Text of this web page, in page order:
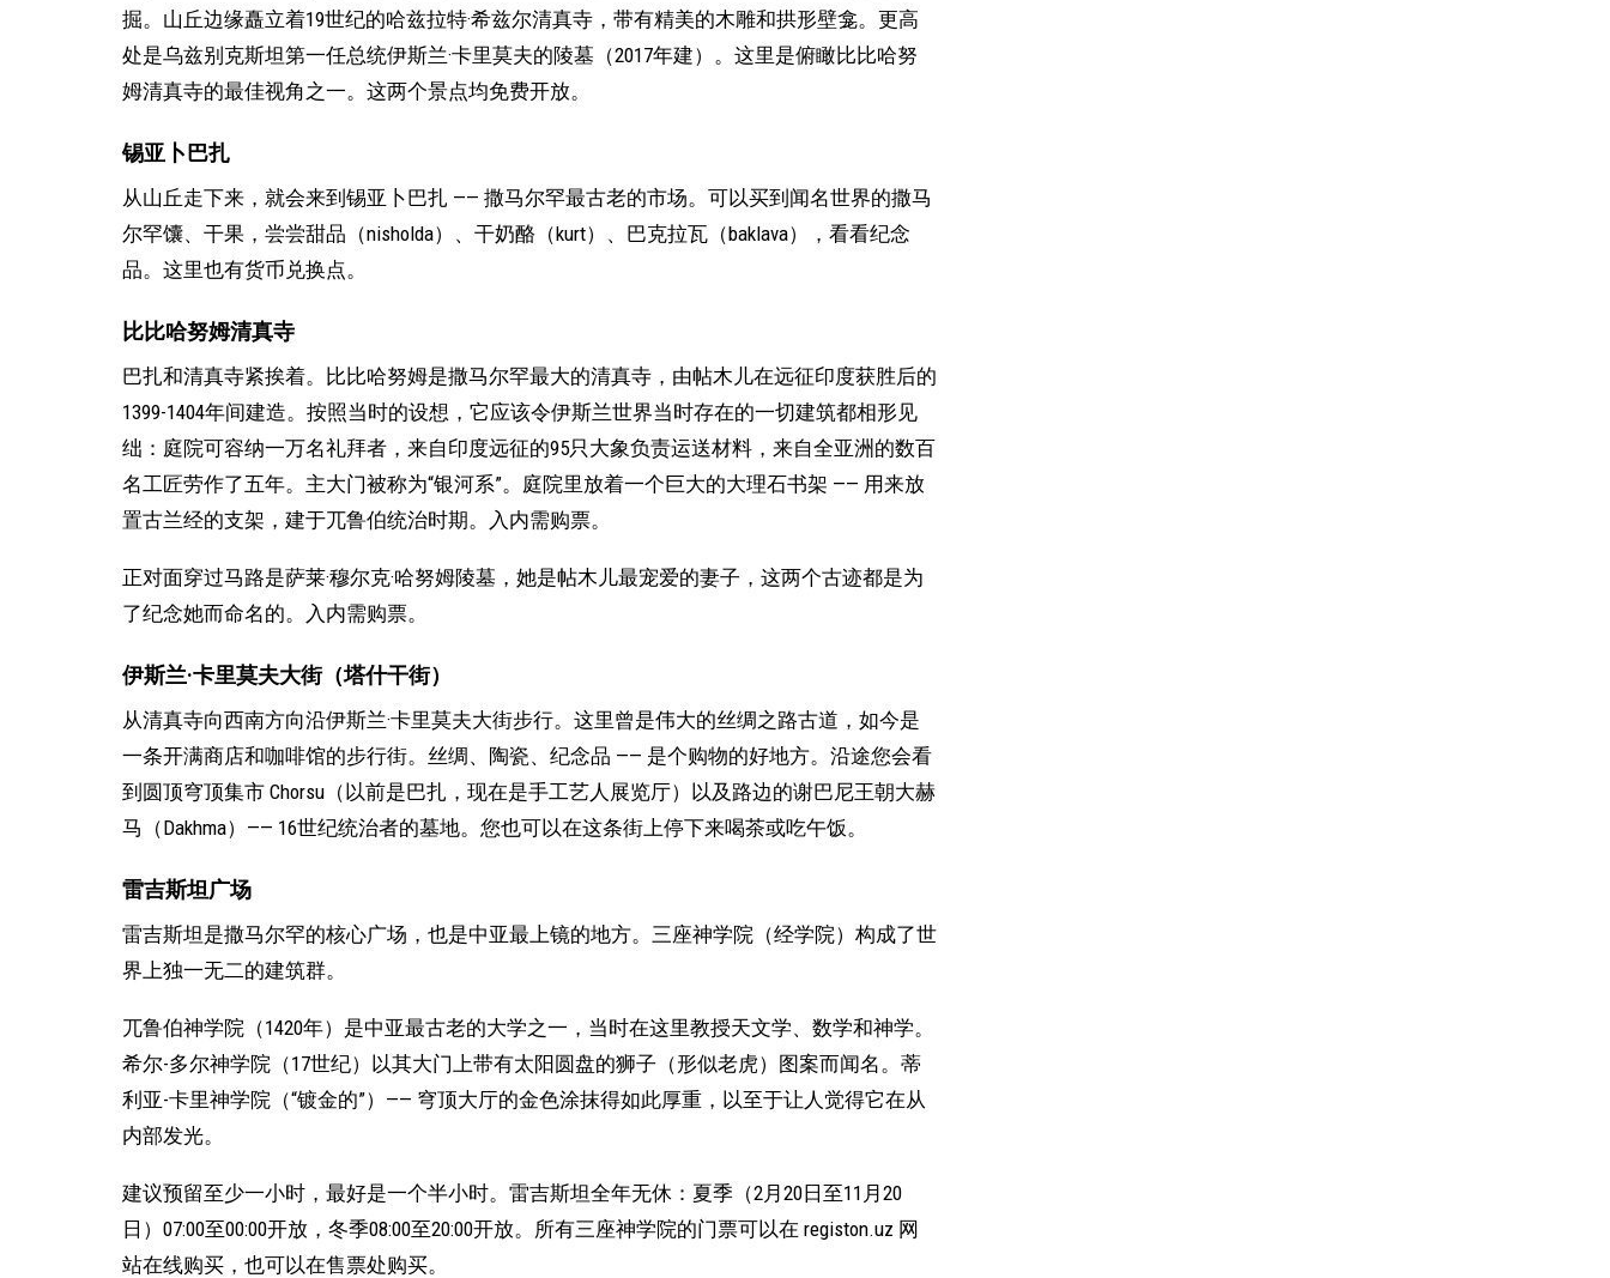
掘。山丘边缘矗立着19世纪的哈兹拉特·希兹尔清真寺，带有精美的木雕和拱形壁龛。更高
处是乌兹别克斯坦第一任总统伊斯兰·卡里莫夫的陵墓（2017年建）。这里是俯瞰比比哈努
姆清真寺的最佳视角之一。这两个景点均免费开放。
锡亚卜巴扎
从山丘走下来，就会来到锡亚卜巴扎 —— 撒马尔罕最古老的市场。可以买到闻名世界的撒马
尔罕馕、干果，尝尝甜品（nisholda）、干奶酪（kurt）、巴克拉瓦（baklava），看看纪念
品。这里也有货币兑换点。
比比哈努姆清真寺
巴扎和清真寺紧挨着。比比哈努姆是撒马尔罕最大的清真寺，由帖木儿在远征印度获胜后的
1399-1404年间建造。按照当时的设想，它应该令伊斯兰世界当时存在的一切建筑都相形见
绌：庭院可容纳一万名礼拜者，来自印度远征的95只大象负责运送材料，来自全亚洲的数百
名工匠劳作了五年。主大门被称为“银河系”。庭院里放着一个巨大的大理石书架 —— 用来放
置古兰经的支架，建于兀鲁伯统治时期。入内需购票。
正对面穿过马路是萨莱·穆尔克·哈努姆陵墓，她是帖木儿最宠爱的妻子，这两个古迹都是为
了纪念她而命名的。入内需购票。
伊斯兰·卡里莫夫大街（塔什干街）
从清真寺向西南方向沿伊斯兰·卡里莫夫大街步行。这里曾是伟大的丝绸之路古道，如今是
一条开满商店和咖啡馆的步行街。丝绸、陶瓷、纪念品 —— 是个购物的好地方。沿途您会看
到圆顶穹顶集市 Chorsu（以前是巴扎，现在是手工艺人展览厅）以及路边的谢巴尼王朝大赫
马（Dakhma）—— 16世纪统治者的墓地。您也可以在这条街上停下来喝茶或吃午饭。
雷吉斯坦广场
雷吉斯坦是撒马尔罕的核心广场，也是中亚最上镜的地方。三座神学院（经学院）构成了世
界上独一无二的建筑群。
兀鲁伯神学院（1420年）是中亚最古老的大学之一，当时在这里教授天文学、数学和神学。
希尔-多尔神学院（17世纪）以其大门上带有太阳圆盘的狮子（形似老虎）图案而闻名。蒂
利亚-卡里神学院（“镀金的”）—— 穹顶大厅的金色涂抹得如此厚重，以至于让人觉得它在从
内部发光。
建议预留至少一小时，最好是一个半小时。雷吉斯坦全年无休：夏季（2月20日至11月20
日）07:00至00:00开放，冬季08:00至20:00开放。所有三座神学院的门票可以在 registon.uz 网
站在线购买，也可以在售票处购买。